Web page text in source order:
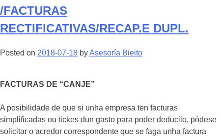
/FACTURAS
RECTIFICATIVAS/RECAP.E DUPL.
Posted on 2018-07-18 byAsesoría Bieito
FACTURAS DE “CANJE”
A posibilidade de que si unha empresa ten facturas
simplificadas ou tickes dun gasto para poder deducilo, pódese
solicitar o acredor correspondente que se faga unha factura